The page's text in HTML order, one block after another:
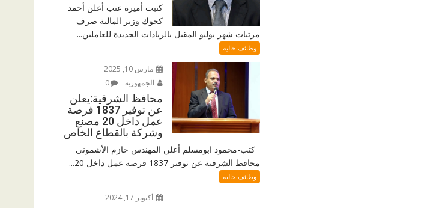
كتبت أميرة عنب أعلن أحمد
كجوك وزير المالية صرف
مرتبات شهر يوليو المقبل بالزيادات الجديدة للعاملين...
وظائف خالية
مارس 10, 2025
الجمهورية
0
محافظ الشرقية:يعلن
عن توفير 1837 فرصة
عمل داخل 20 مصنع
وشركة بالقطاع الخاص
كتب-محمود ابومسلم أعلن المهندس حازم الأشموني
محافظ الشرقية عن توفير 1837 فرصه عمل داخل 20...
وظائف خالية
أكتوبر 17, 2024